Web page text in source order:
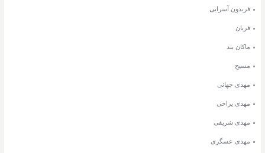
فریدون آسرایی
فریان
ماکان بند
مسیح
مهدی جهانی
مهدی یراحی
مهدی شریفی
مهدی عسگری